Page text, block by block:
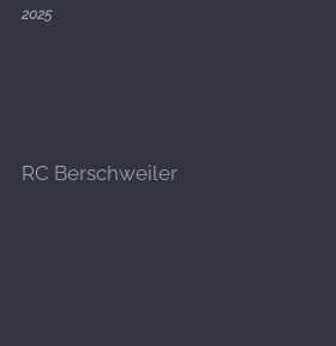
2025
RC Berschweiler